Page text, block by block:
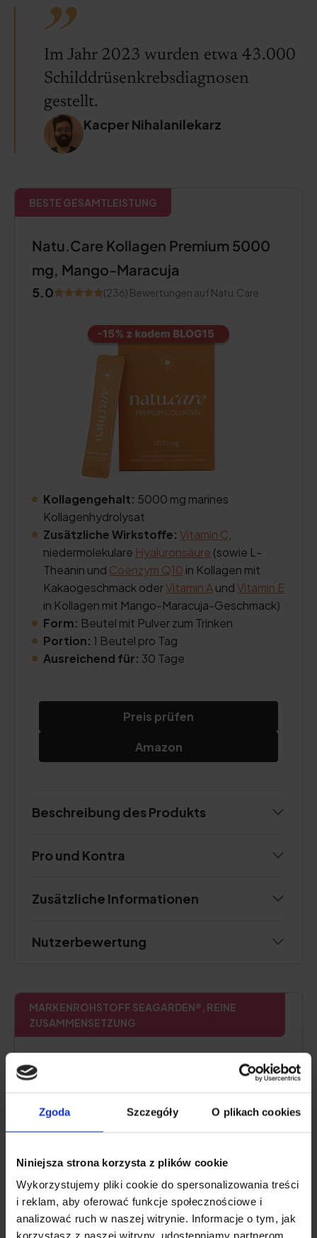
Zgoda Szczegóły O plikach cookies
Niniejsza strona korzysta z plików cookie
Wykorzystujemy pliki cookie do spersonalizowania treści
i reklam, aby oferować funkcje społecznościowe i
analizować ruch w naszej witrynie. Informacje o tym, jak
korzystasz z naszej witryny, udostępniamy partnerom
Im Jahr 2023 wurden etwa 43.000
Schilddrüsenkrebsdiagnosen
gestellt.
Kacper Nihalanilekarz
BESTE GESAMTLEISTUNG
Natu.Care Kollagen Premium 5000
mg, Mango-Maracuja
5.0 (236) Bewertungen auf Natu.Care
Kollagengehalt: 5000 mg marines
Kollagenhydrolysat
Zusätzliche Wirkstoffe: Vitamin C
niedermolekulare Hyaluronsäure (sowie L-
Theanin und Coenzym Q10 in Kollagen mit
Kakaogeschmack oderVitamin AundVitamin E
in Kollagen mit Mango-Maracuja-Geschmack)
Form: Beutel mit Pulver zum Trinken
Portion: 1 Beutel pro Tag
Ausreichend für: 30 Tage
Preis prüfen
Amazon
Beschreibung des Produkts
Pro und Kontra
Zusätzliche Informationen
Nutzerbewertung
MARKENROHSTOFF SEAGARDEN®, REINE
ZUSAMMENSETZUNG
Natu.Care Kolagen Premium Shot
5.0